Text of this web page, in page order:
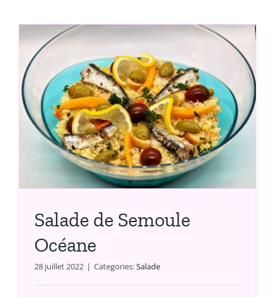
Salade de Semoule
Océane
28 juillet 2022 | Categories:Salade